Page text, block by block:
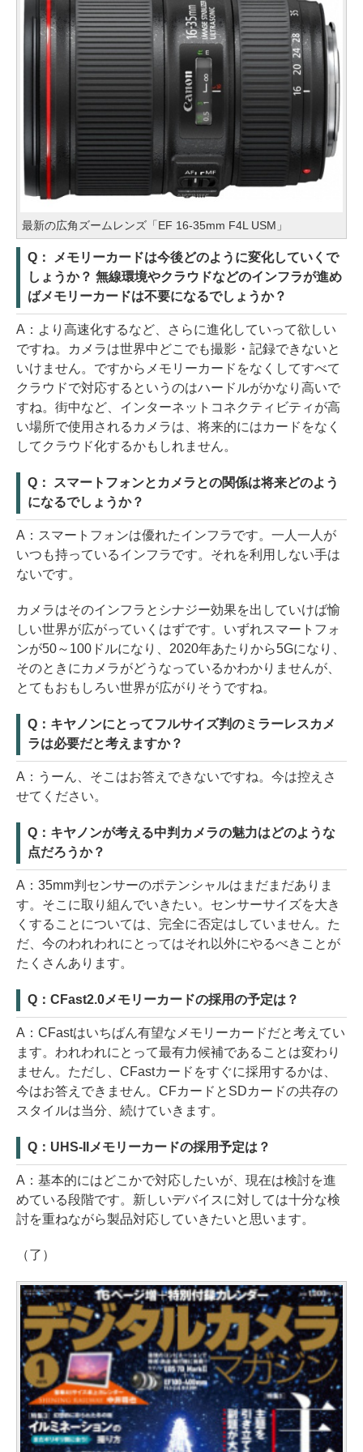
最新の広角ズームレンズ「EF 16-35mm F4L USM」
Q： メモリーカードは今後どのように変化していくで
しょうか？ 無線環境やクラウドなどのインフラが進め
ばメモリーカードは不要になるでしょうか？
A：より高速化するなど、さらに進化していって欲しい
ですね。カメラは世界中どこでも撮影・記録できないと
いけません。ですからメモリーカードをなくしてすべて
クラウドで対応するというのはハードルがかなり高いで
すね。街中など、インターネットコネクティビティが高
い場所で使用されるカメラは、将来的にはカードをなく
してクラウド化するかもしれません。
Q： スマートフォンとカメラとの関係は将来どのよう
になるでしょうか？
A：スマートフォンは優れたインフラです。一人一人が
いつも持っているインフラです。それを利用しない手は
ないです。
カメラはそのインフラとシナジー効果を出していけば愉
しい世界が広がっていくはずです。いずれスマートフォ
ンが50～100ドルになり、2020年あたりから5Gになり、
そのときにカメラがどうなっているかわかりませんが、
とてもおもしろい世界が広がりそうですね。
Q：キヤノンにとってフルサイズ判のミラーレスカメ
ラは必要だと考えますか？
A：うーん、そこはお答えできないですね。今は控えさ
せてください。
Q：キヤノンが考える中判カメラの魅力はどのような
点だろうか？
A：35mm判センサーのポテンシャルはまだまだありま
す。そこに取り組んでいきたい。センサーサイズを大き
くすることについては、完全に否定はしていません。た
だ、今のわれわれにとってはそれ以外にやるべきことが
たくさんあります。
Q：CFast2.0メモリーカードの採用の予定は？
A：CFastはいちばん有望なメモリーカードだと考えてい
ます。われわれにとって最有力候補であることは変わり
ません。ただし、CFastカードをすぐに採用するかは、
今はお答えできません。CFカードとSDカードの共存の
スタイルは当分、続けていきます。
Q：UHS-IIメモリーカードの採用予定は？
A：基本的にはどこかで対応したいが、現在は検討を進
めている段階です。新しいデバイスに対しては十分な検
討を重ねながら製品対応していきたいと思います。
（了）